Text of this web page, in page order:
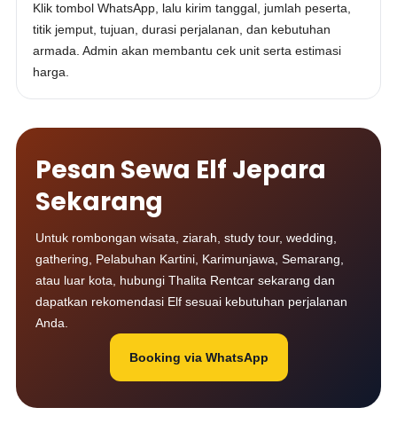
Klik tombol WhatsApp, lalu kirim tanggal, jumlah peserta,
titik jemput, tujuan, durasi perjalanan, dan kebutuhan
armada. Admin akan membantu cek unit serta estimasi
harga.
Pesan Sewa Elf Jepara
Sekarang
Untuk rombongan wisata, ziarah, study tour, wedding,
gathering, Pelabuhan Kartini, Karimunjawa, Semarang,
atau luar kota, hubungi Thalita Rentcar sekarang dan
dapatkan rekomendasi Elf sesuai kebutuhan perjalanan
Anda.
Booking via WhatsApp